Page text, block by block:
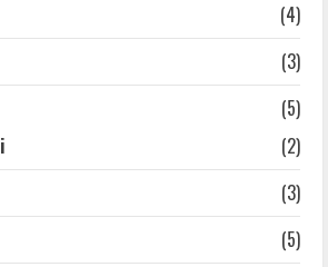
(4)
(3)
(5)
(2)
(3)
(5)